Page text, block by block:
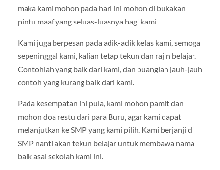
maka kami mohon pada hari ini mohon di bukakan
pintu maaf yang seluas-luasnya bagi kami.
Kami juga berpesan pada adik-adik kelas kami, semoga
sepeninggal kami, kalian tetap tekun dan rajin belajar.
Contohlah yang baik dari kami, dan buanglah jauh-jauh
contoh yang kurang baik dari kami.
Pada kesempatan ini pula, kami mohon pamit dan
mohon doa restu dari para Buru, agar kami dapat
melanjutkan ke SMP yang kami pilih. Kami berjanji di
SMP nanti akan tekun belajar untuk membawa nama
baik asal sekolah kami ini.